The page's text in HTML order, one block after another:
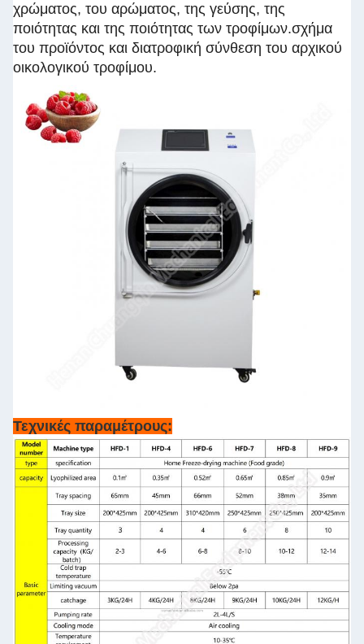
χρώματος, του αρώματος, της γεύσης, της
ποιότητας και της ποιότητας των τροφίμων.σχήμα
του προϊόντος και διατροφική σύνθεση του αρχικού
οικολογικού τροφίμου.
Τεχνικές παραμέτρους: